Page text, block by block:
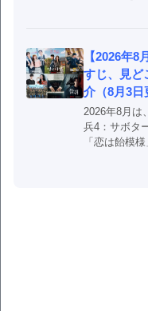
【2026年
すじ、見ど
介（8月3日
2026年8月は
兵4：サボタ
「恋は飴模